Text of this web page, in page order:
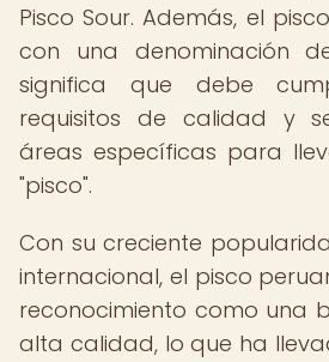
Pisco Sour. Además, el
con una denominación
significa que debe
requisitos de calidad y
áreas específicas para
"pisco".
Con su creciente
internacional, el pisco
reconocimiento como una
alta calidad, lo que ha